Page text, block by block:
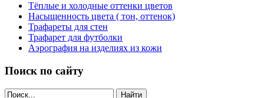
Тёплые и холодные оттенки цветов
Насыщенность цвета ( тон, оттенок)
Трафареты для стен
Трафарет для футболки
Аэрография на изделиях из кожи
Поиск по сайту
Найти